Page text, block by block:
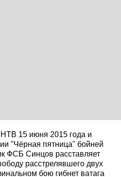
15 июня 2015 года и
"Чёрная пятница" бойней
ФСБ Синцов расставляет
расстрелявшего двух
бою гибнет ватага